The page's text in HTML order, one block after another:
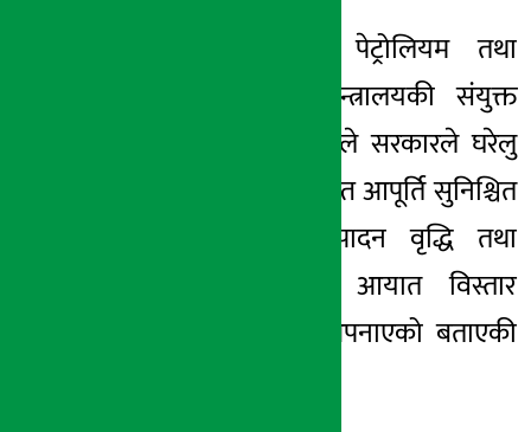
यसैबीच भारतको पेट्रोलियम तथा
प्राकृतिक ग्यास मन्त्रालयकी संयुक्त
सचिव सुजाता शर्माले सरकारले घरेलु
एलपी ग्यासको पर्याप्त आपूर्ति सुनिश्चित
गर्न आन्तरिक उत्पादन वृद्धि तथा
आवश्यकताअनुसार आयातविस्तार
उपाय अपनाएको बताएकी